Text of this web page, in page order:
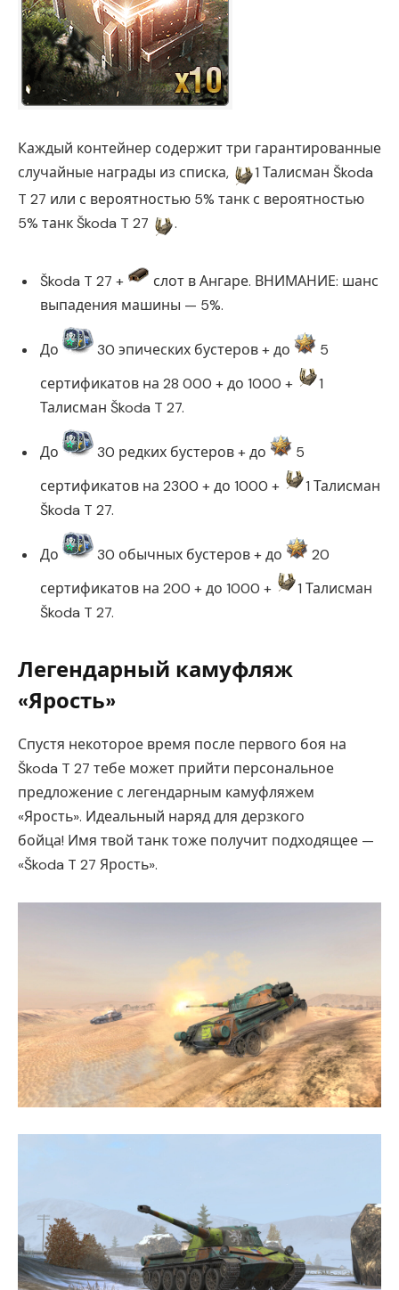
Каждый контейнер содержит три гарантированные
случайные награды из списка,
1 Талисман Škoda
T 27 или с вероятностью 5% танк с вероятностью
5% танк Škoda T 27
.
Škoda T 27 +
слот в Ангаре. ВНИМАНИЕ: шанс
выпадения машины — 5%.
До 30 эпических бустеров + до
5
сертификатов на 28 000 + до 1000 +
1
Талисман Škoda T 27.
До 30 редких бустеров + до
5
сертификатов на 2300 + до 1000 +
1 Талисман
Škoda T 27.
До 30 обычных бустеров + до
20
сертификатов на 200 + до 1000 +
1 Талисман
Škoda T 27.
Легендарный камуфляж
«Ярость»
Спустя некоторое время после первого боя на
Škoda T 27 тебе может прийти персональное
предложение с легендарным камуфляжем
«Ярость». Идеальный наряд для дерзкого
бойца! Имя твой танк тоже получит подходящее —
«Škoda T 27 Ярость».